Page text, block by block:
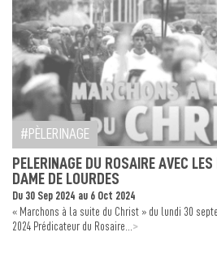
PÈLERINAGE
PELERINAGE DU ROSAIRE AVEC
DAME DE LOURDES
Du 30 Sep 2024 au 6 Oct 2024
« Marchons à la suite du Christ » du lundi 30
2024 Prédicateur du Rosaire... >